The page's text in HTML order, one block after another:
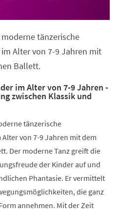
tänzerische
Alter von 7-9 Jahren mit
Ballett.
im Alter von 7-9 Jahren -
zwischen Klassik und
tänzerische
von 7-9 Jahren mit dem
Der moderne Tanz greift die
der Kinder auf und
Phantasie. Er vermittelt
die ganz
annehmen. Mit der Zeit